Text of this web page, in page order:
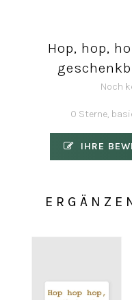
Hop, hop,
Noch
0 Sterne,
IHRE